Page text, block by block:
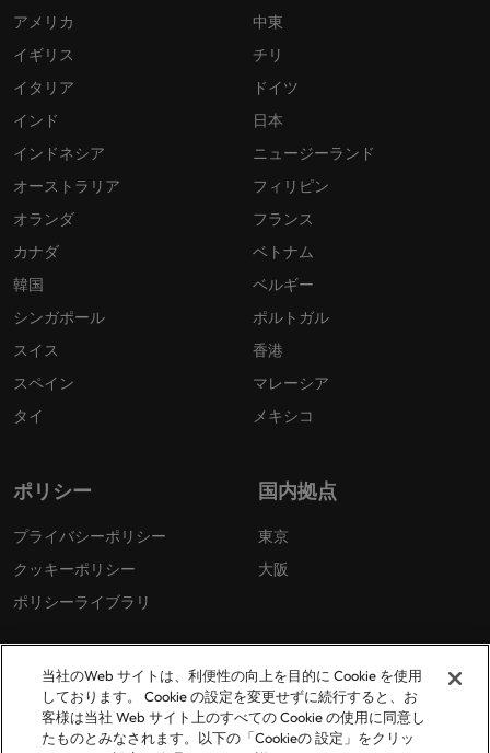
アメリカ
イギリス
イタリア
インド
インドネシア
オーストラリア
オランダ
カナダ
韓国
シンガポール
スイス
スペイン
タイ
中東
チリ
ドイツ
日本
ニュージーランド
フィリピン
フランス
ベトナム
ベルギー
ポルトガル
香港
マレーシア
メキシコ
ポリシー
プライバシーポリシー
クッキーポリシー
ポリシーライブラリ
国内拠点
東京
大阪
当社のWeb サイトは、利便性の向上を目的に Cookie を使用
しております。 Cookie の設定を変更せずに続行すると、お
客様は当社 Web サイト上のすべての Cookie の使用に同意し
たものとみなされます。以下の「Cookieの 設定」をクリッ